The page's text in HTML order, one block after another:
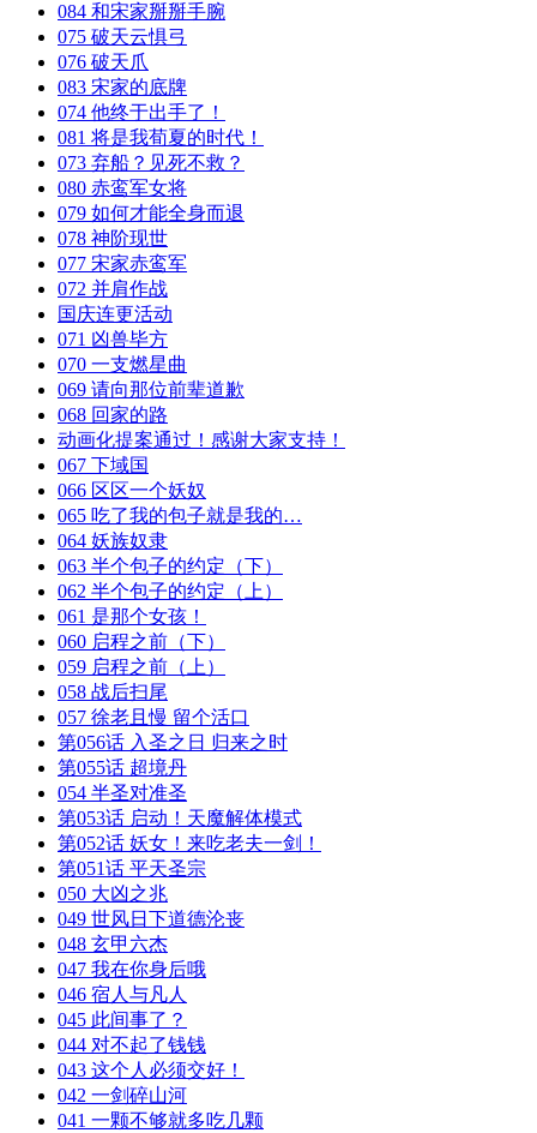
084 和宋家掰掰手腕
075 破天云惧弓
076 破天爪
083 宋家的底牌
074 他终于出手了！
081 将是我荀夏的时代！
073 弃船？见死不救？
080 赤鸾军女将
079 如何才能全身而退
078 神阶现世
077 宋家赤鸾军
072 并肩作战
国庆连更活动
071 凶兽毕方
070 一支燃星曲
069 请向那位前辈道歉
068 回家的路
动画化提案通过！感谢大家支持！
067 下域国
066 区区一个妖奴
065 吃了我的包子就是我的…
064 妖族奴隶
063 半个包子的约定（下）
062 半个包子的约定（上）
061 是那个女孩！
060 启程之前（下）
059 启程之前（上）
058 战后扫尾
057 徐老且慢 留个活口
第056话 入圣之日 归来之时
第055话 超境丹
054 半圣对准圣
第053话 启动！天魔解体模式
第052话 妖女！来吃老夫一剑！
第051话 平天圣宗
050 大凶之兆
049 世风日下道德沦丧
048 玄甲六杰
047 我在你身后哦
046 宿人与凡人
045 此间事了？
044 对不起了钱钱
043 这个人必须交好！
042 一剑碎山河
041 一颗不够就多吃几颗